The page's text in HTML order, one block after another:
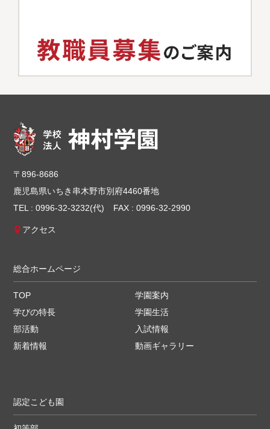
〒896-8686
鹿児島県いちき串木野市別府4460番地
TEL : 0996-32-3232(代)
FAX : 0996-32-2990
アクセス
総合ホームページ
TOP
学園案内
学びの特長
学園生活
部活動
入試情報
新着情報
動画ギャラリー
認定こども園